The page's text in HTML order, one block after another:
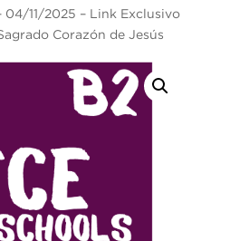
04/11/2025 – Link Exclusivo
Corazón de Jesús